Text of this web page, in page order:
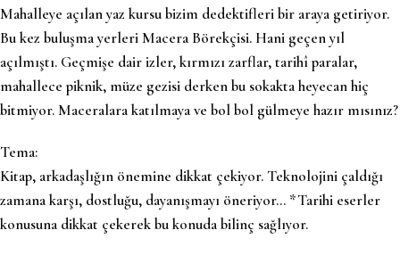
Mahalleye açılan yaz kursu bizim dedektifleri bir araya getiriyor.
Bu kez buluşma yerleri Macera Börekçisi. Hani geçen yıl
açılmıştı. Geçmişe dair izler, kırmızı zarflar, tarihî paralar,
mahallece piknik, müze gezisi derken bu sokakta heyecan hiç
bitmiyor. Maceralara katılmaya ve bol bol gülmeye hazır mısınız?
Tema:
Kitap, arkadaşlığın önemine dikkat çekiyor. Teknolojini çaldığı
zamana karşı, dostluğu, dayanışmayı öneriyor… *Tarihi eserler
konusuna dikkat çekerek bu konuda bilinç sağlıyor.